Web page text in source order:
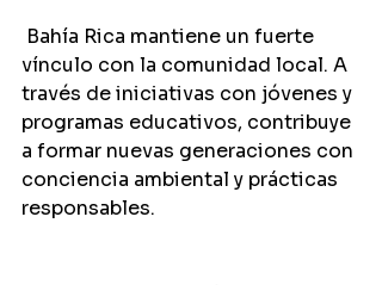
vínculo con la comunidad local. A
través de iniciativas con jóvenes y
programas educativos, contribuye
a formar nuevas generaciones con
conciencia ambiental y prácticas
responsables.